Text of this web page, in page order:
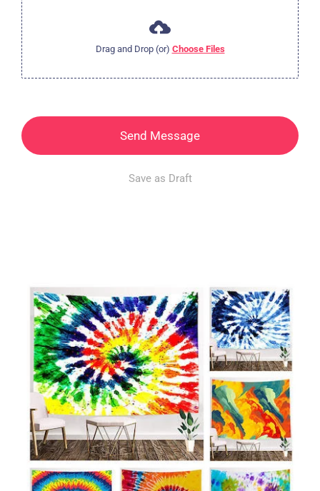
Drag and Drop (or) Choose Files
Send Message
Save as Draft